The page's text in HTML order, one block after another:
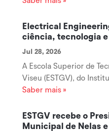
Electrical
ciência, tecnologia e
Jul 28, 2026
A Escola Superior de
Viseu (ESTGV), do
(IPV), está a receber
organizada pelo
Eletrotécnica que reúne
Saber mais »
ESTGV recebe o
Municipal de Nelas